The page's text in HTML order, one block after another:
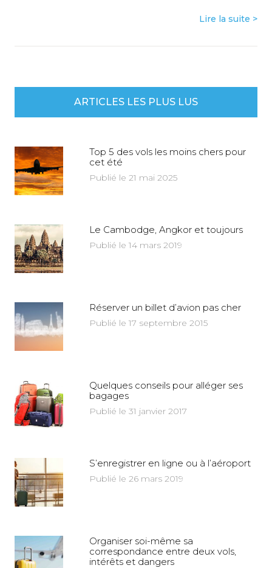
Lire la suite >
ARTICLES LES PLUS LUS
Top 5 des vols les moins chers pour
cet été
Publié le 21 mai 2025
Le Cambodge, Angkor et toujours
Publié le 14 mars 2019
Réserver un billet d’avion pas cher
Publié le 17 septembre 2015
Quelques conseils pour alléger ses
bagages
Publié le 31 janvier 2017
S’enregistrer en ligne ou à l’aéroport
Publié le 26 mars 2019
Organiser soi-même sa
correspondance entre deux vols,
intérêts et dangers